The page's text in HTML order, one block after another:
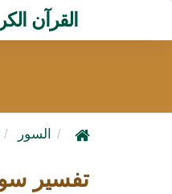
القرآن
السور
تفسير سورة